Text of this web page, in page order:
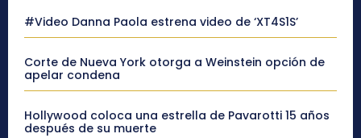
#Video Danna Paola estrena video de ‘XT4S1S’
Corte de Nueva York otorga a Weinstein opción de
apelar condena
Hollywood coloca una estrella de Pavarotti 15 años
después de su muerte